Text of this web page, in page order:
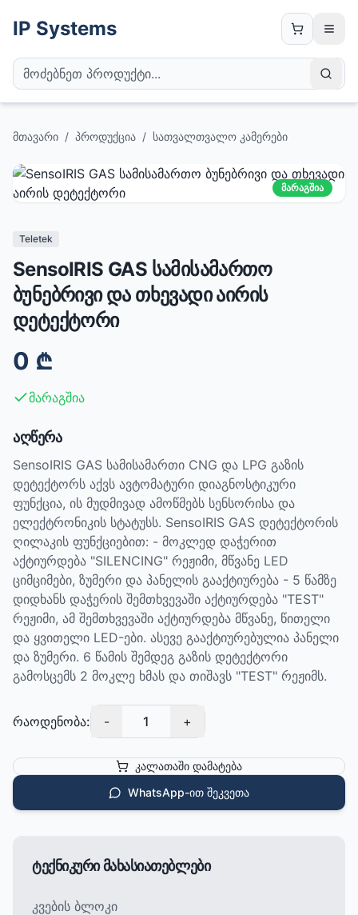
IP Systems
მთავარი / პროდუქცია / სათვალთვალო კამერები
მარაგშია
Teletek
SensoIRIS GAS სამისამართო
ბუნებრივი და თხევადი აირის
დეტექტორი
0 ₾
მარაგშია
აღწერა
SensoIRIS GAS სამისამართი CNG და LPG გაზის
დეტექტორს აქვს ავტომატური დიაგნოსტიკური
ფუნქცია, ის მუდმივად ამოწმებს სენსორისა და
ელექტრონიკის სტატუსს. SensoIRIS GAS დეტექტორის
ღილაკის ფუნქციებით: - მოკლედ დაჭერით
აქტიურდება "SILENCING" რეჟიმი, მწვანე LED
ციმციმები, ზუმერი და პანელის გააქტიურება - 5 წამზე
დიდხანს დაჭერის შემთხვევაში აქტიურდება "TEST"
რეჟიმი, ამ შემთხვევაში აქტიურდება მწვანე, წითელი
და ყვითელი LED-ები. ასევე გააქტიურებულია პანელი
და ზუმერი. 6 წამის შემდეგ გაზის დეტექტორი
გამოსცემს 2 მოკლე ხმას და თიშავს "TEST" რეჟიმს.
რაოდენობა: - 1 +
კალათაში დამატება
WhatsApp-ით შეკვეთა
ტექნიკური მახასიათებლები
კვების ბლოკი